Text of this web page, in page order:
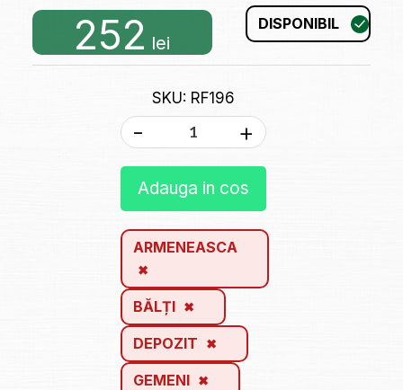
252 lei
DISPONIBIL
SKU: RF196
- +
Adauga in cos
ARMENEASCA
BĂLȚI
DEPOZIT
GEMENI